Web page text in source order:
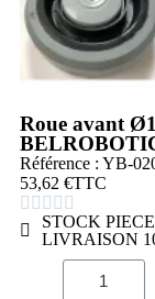
Roue avant
Référence : YB-
53,62 €TTC
    
STOCK
LIVRAISON